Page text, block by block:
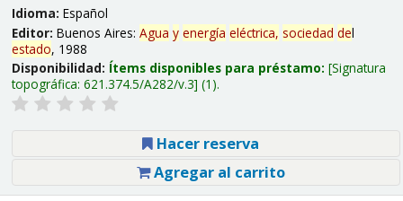
Idioma: Español
Editor: Buenos Aires: Agua y energía eléctrica, sociedad del
estado, 1988
Disponibilidad: Ítems disponibles para préstamo: Signatura
topográfica: 621.374.5/A282/v.3 (1).
Hacer reserva
Agregar al carrito